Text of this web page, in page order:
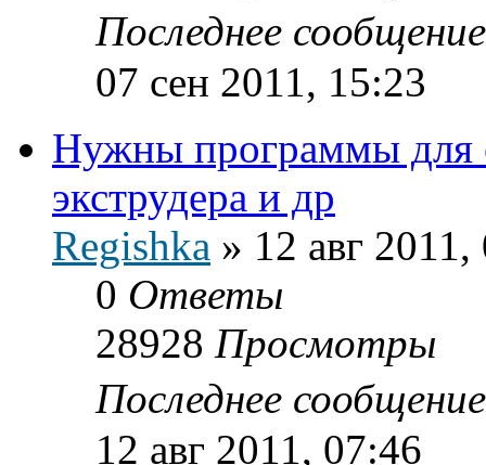
Последнее
07 сен 2011, 15:23
Нужны программы для
экструдера и др
Regishka » 12 авг
0 Ответы
28928 Просмотры
Последнее
12 авг 2011, 07:46